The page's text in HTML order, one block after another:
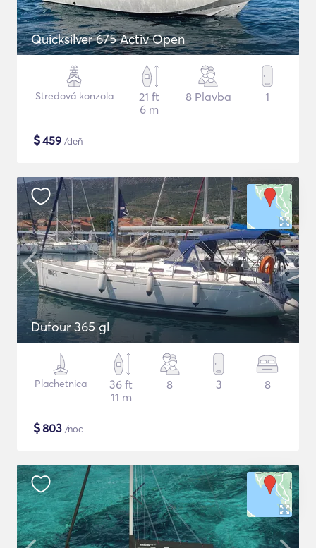
Quicksilver 675 Activ Open
Stredová konzola
21 ft
6 m
8 Plavba 1
$459 /deň
Dufour 365 gl
Plachetnica
36 ft
11 m
8 3 8
$803 /noc